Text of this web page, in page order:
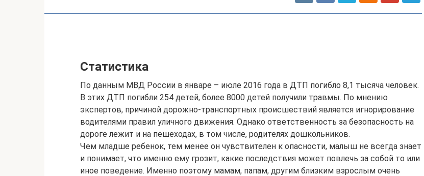
Статистика
По данным МВД России в январе – июле 2016 года в ДТП погибло 8,1 тысяча человек.
В этих ДТП погибли 254 детей, более 8000 детей получили травмы. По мнению
экспертов, причиной дорожно-транспортных происшествий является игнорирование
водителями правил уличного движения. Однако ответственность за безопасность на
дороге лежит и на пешеходах, в том числе, родителях дошкольников.
Чем младше ребенок, тем менее он чувствителен к опасности, малыш не всегда знает
и понимает, что именно ему грозит, какие последствия может повлечь за собой то или
иное поведение. Именно поэтому мамам, папам, другим близким взрослым очень